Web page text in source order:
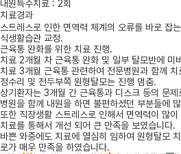
내원특수치료 : 2회
치료경과
스트레스로 인한 면역력 체계의 오류를 바로 잡
식생활습관 교정.
근육통 완화를 위한 치료 진행.
치료 2개월 차 근육통 완화 및 일부 탈모반에 미
치료 3개월 근육통 관련하여 전문병원과 함께
정수리 및 전두부쪽 원형탈모는 진행 멈춤.
상기환자는 3개월 간 근육통과 디스크 등의 문
병원을 함께 내원을 하면 불편하셨던 부분들에
또한 직장생활 스트레스로 인해서 면역력이 많
치료를 통해서 개선 되어 큰 만족을 보였습니다.
바쁜 와중에도 치료에 열심히 임하여 원형탈모
로가 매우 만족을 하였습니다.